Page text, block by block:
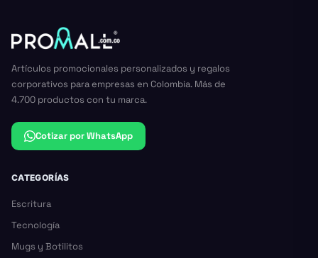
Artículos promocionales personalizados y regalos
corporativos para empresas en Colombia. Más de
4.700 productos con tu marca.
Cotizar por WhatsApp
CATEGORÍAS
Escritura
Tecnología
Mugs y Botilitos